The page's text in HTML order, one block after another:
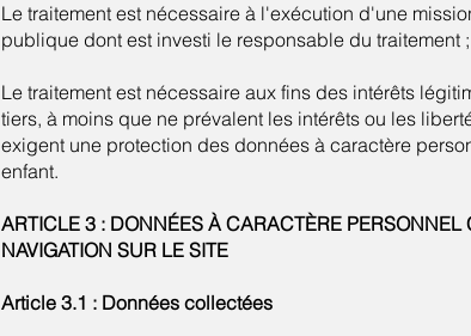
Le traitement est nécessaire à l'exécution d'une
publique dont est investi le responsable du traitement ;
Le traitement est nécessaire aux fins des intérêts
tiers, à moins que ne prévalent les intérêts ou les
exigent une protection des données à caractère
enfant.
ARTICLE 3 : DONNÉES À CARACTÈRE
NAVIGATION SUR LE SITE
Article 3.1 : Données collectées